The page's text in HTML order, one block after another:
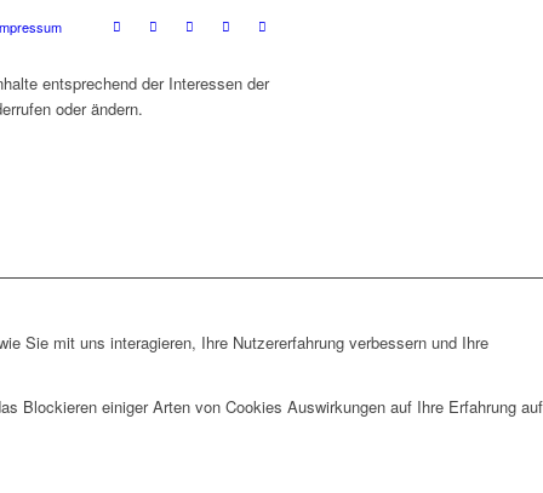
entsprechend der Interessen der
oder ändern.
Sie mit uns interagieren, Ihre Nutzererfahrung verbessern und Ihre
Blockieren einiger Arten von Cookies Auswirkungen auf Ihre Erfahrung auf